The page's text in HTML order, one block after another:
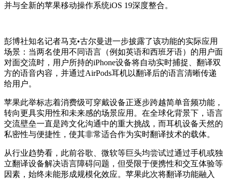
并与全新的苹果移动操作系统iOS 19深度整合。
彭博社知名记者马克•古尔曼进一步披露了该功能的实际应用
场景：当两名使用不同语言（例如英语和西班牙语）的用户面
对面交流时，用户所持的iPhone设备将自动实时捕捉、翻译双
方的语音内容，并通过AirPods耳机以翻译后的语言清晰传递
给用户。
苹果此举标志着消费级可穿戴设备正逐步跨越简单音频功能，
转向更具实用性和未来感的场景应用。在全球化背景下，语言
交流壁垒一直是跨文化沟通中的重大挑战，而耳机设备天然的
私密性与便捷性，使其非常适合作为实时翻译技术的载体。
从行业趋势看，此前谷歌、微软等巨头均尝试过通过手机或独
立翻译设备解决语言障碍问题，但受限于便携性和交互体验等
因素，始终未能形成规模化效应。苹果此次将翻译功能融入